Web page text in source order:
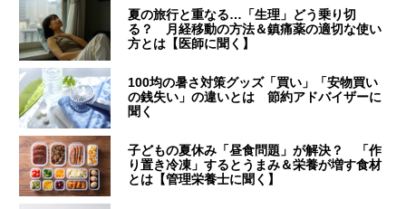
夏の旅行と重なる…「生理」どう乗り切
る？ 月経移動の方法＆鎮痛薬の適切な使い
方とは【医師に聞く】
100均の暑さ対策グッズ「買い」「安物買い
の銭失い」の違いとは 節約アドバイザーに
聞く
子どもの夏休み「昼食問題」が解決？ 「作
り置き冷凍」するとうまみ＆栄養が増す食材
とは【管理栄養士に聞く】